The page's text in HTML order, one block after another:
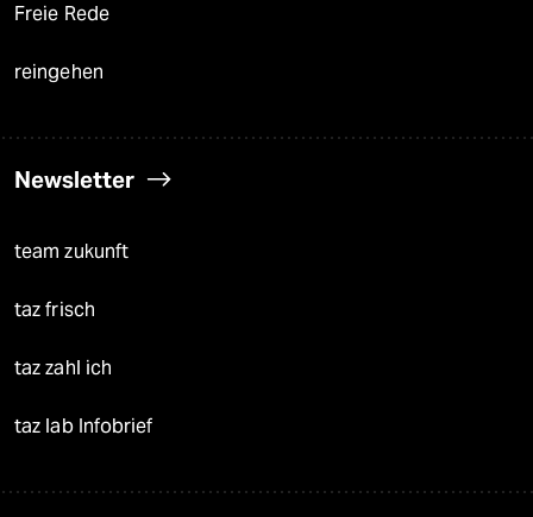
Freie Rede
reingehen
Newsletter
team zukunft
taz frisch
taz zahl ich
taz lab Infobrief